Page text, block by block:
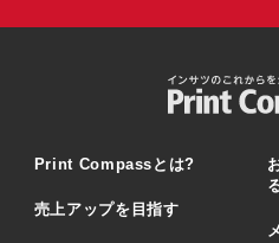
Print Compassとは?
売上アップを目指す